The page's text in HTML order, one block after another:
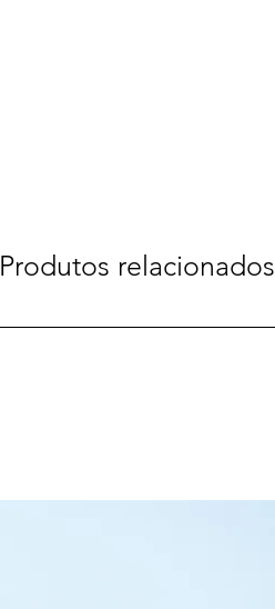
Produtos relacionados